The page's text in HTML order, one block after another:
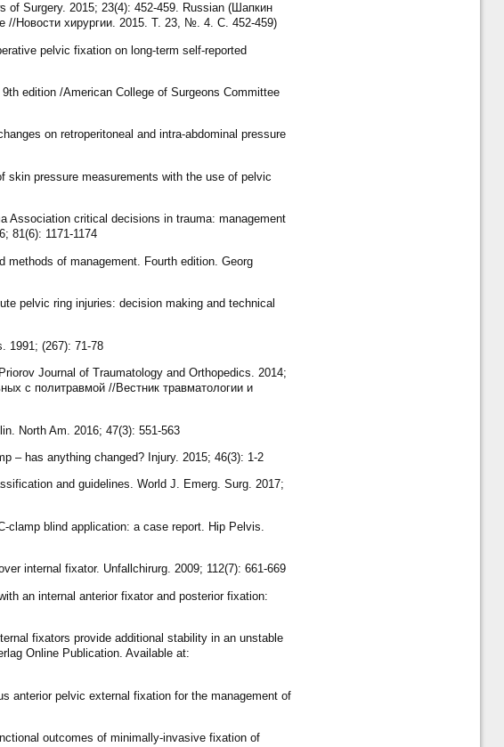
Surgery. 2015; 23(4): 452-459. Russian (Шапкин
//Новости хирургии. 2015. Т. 23, №. 4. С. 452-459)
pelvic fixation on long-term self-reported
edition /American College of Surgeons Committee
on retroperitoneal and intra-abdominal pressure
skin pressure measurements with the use of pelvic
Association critical decisions in trauma: management
81(6): 1171-1174
of management. Fourth edition. Georg
pelvic ring injuries: decision making and technical
1991; (267): 71-78
Journal of Traumatology and Orthopedics. 2014;
с политравмой //Вестник травматологии и
North Am. 2016; 47(3): 551-563
– has anything changed? Injury. 2015; 46(3): 1-2
and guidelines. World J. Emerg. Surg. 2017;
clamp blind application: a case report. Hip Pelvis.
internal fixator. Unfallchirurg. 2009; 112(7): 661-669
an internal anterior fixator and posterior fixation:
fixators provide additional stability in an unstable
Online Publication. Available at:
anterior pelvic external fixation for the management of
outcomes of minimally-invasive fixation of